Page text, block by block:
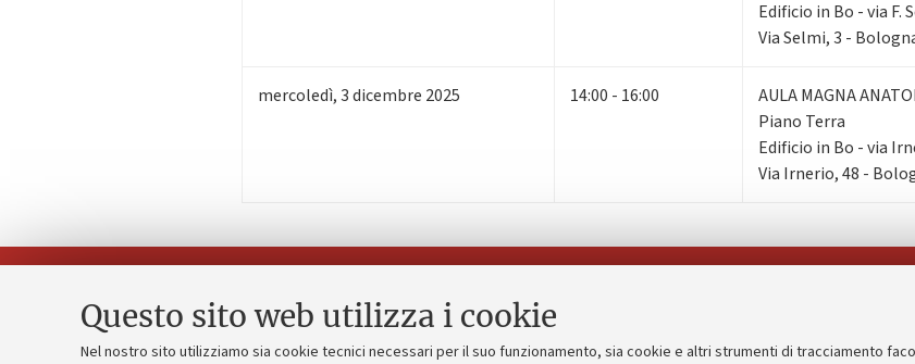
Questo sito web utilizza i cookie
Nel nostro sito utilizziamo sia cookie tecnici necessari per il suo funzionamento, sia cookie e altri strumenti di tracciamento
Edificio in Bo - via F.
Via Selmi, 3 -
mercoledì,3dicembre 2025 14:00 - 16:00
AULA MAGNA
Piano Terra
Edificio in Bo - via
Via Irnerio, 48 -